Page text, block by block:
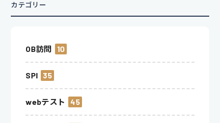
カテゴリー
OB訪問 10
SPI 35
webテスト 45